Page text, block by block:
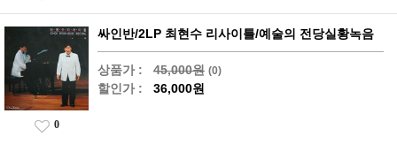
싸인반/2LP 최현수 리사이틀/예술의 전당실황녹음
상품가 : 45,000원 (0)
할인가 : 36,000원
0